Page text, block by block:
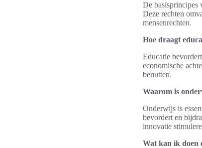
De basisprincipes
Deze rechten
mensenrechten.
Hoe draagt
Educatie
economische
benutten.
Waarom is
Onderwijs is
bevordert en
innovatie
Wat kan ik doen